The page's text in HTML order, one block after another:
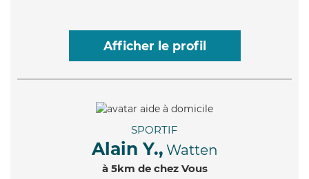
Afficher le profil
SPORTIF
Alain Y., Watten
à 5km de chez Vous